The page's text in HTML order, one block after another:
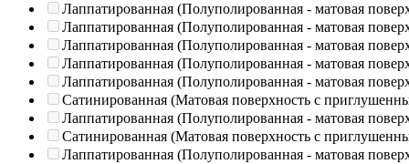
Лаппатированная (Полуполированная - матовая
Лаппатированная (Полуполированная - матовая
Лаппатированная (Полуполированная - матовая
Лаппатированная (Полуполированная - матовая
Лаппатированная (Полуполированная - матовая
Сатинированная (Матовая поверхность с
Лаппатированная (Полуполированная - матовая
Сатинированная (Матовая поверхность с
Лаппатированная (Полуполированная - матовая